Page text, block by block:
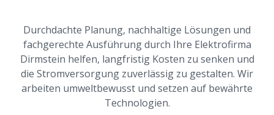
Durchdachte Planung, nachhaltige Lösungen und
fachgerechte Ausführung durch Ihre Elektrofirma
Dirmstein helfen, langfristig Kosten zu senken und
die Stromversorgung zuverlässig zu gestalten. Wir
arbeiten umweltbewusst und setzen auf bewährte
Technologien.